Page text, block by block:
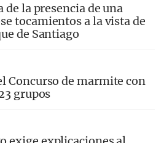
de la presencia de una
tocamientos a la vista de
de Santiago
Concurso de marmite con
grupos